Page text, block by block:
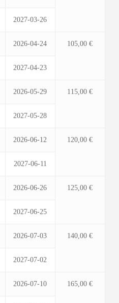
2027-03-26
2026-04-24 105,00 €
2027-04-23
2026-05-29 115,00 €
2027-05-28
2026-06-12 120,00 €
2027-06-11
2026-06-26 125,00 €
2027-06-25
2026-07-03 140,00 €
2027-07-02
2026-07-10 165,00 €